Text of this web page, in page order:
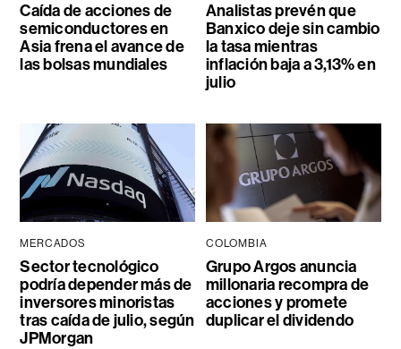
Caída de acciones de
semiconductores en
Asia frena el avance de
las bolsas mundiales
Analistas prevén que
Banxico deje sin cambio
la tasa mientras
inflación baja a 3,13% en
julio
MERCADOS
Sector tecnológico
podría depender más de
inversores minoristas
tras caída de julio, según
JPMorgan
COLOMBIA
Grupo Argos anuncia
millonaria recompra de
acciones y promete
duplicar el dividendo